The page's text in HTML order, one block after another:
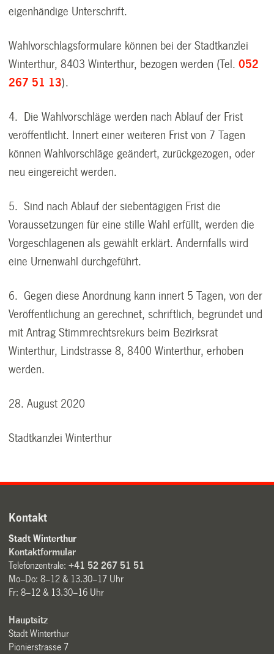
eigenhändige Unterschrift.
Wahlvorschlagsformulare können bei der Stadtkanzlei
Winterthur, 8403 Winterthur, bezogen werden (Tel.052
267 51 13).
4. Die Wahlvorschläge werden nach Ablauf der Frist
veröffentlicht. Innert einer weiteren Frist von 7 Tagen
können Wahlvorschläge geändert, zurückgezogen, oder
neu eingereicht werden.
5. Sind nach Ablauf der siebentägigen Frist die
Voraussetzungen für eine stille Wahl erfüllt, werden die
Vorgeschlagenen als gewählt erklärt. Andernfalls wird
eine Urnenwahl durchgeführt.
6. Gegen diese Anordnung kann innert 5 Tagen, von der
Veröffentlichung an gerechnet, schriftlich, begründet und
mit Antrag Stimmrechtsrekurs beim Bezirksrat
Winterthur, Lindstrasse 8, 8400 Winterthur, erhoben
werden.
28. August 2020
Stadtkanzlei Winterthur
Kontakt
Stadt Winterthur
Kontaktformular
Telefonzentrale:+41 52 267 51 51
Mo–Do: 8–12 & 13.30–17 Uhr
Fr: 8–12 & 13.30–16 Uhr
Hauptsitz
Stadt Winterthur
Pionierstrasse 7